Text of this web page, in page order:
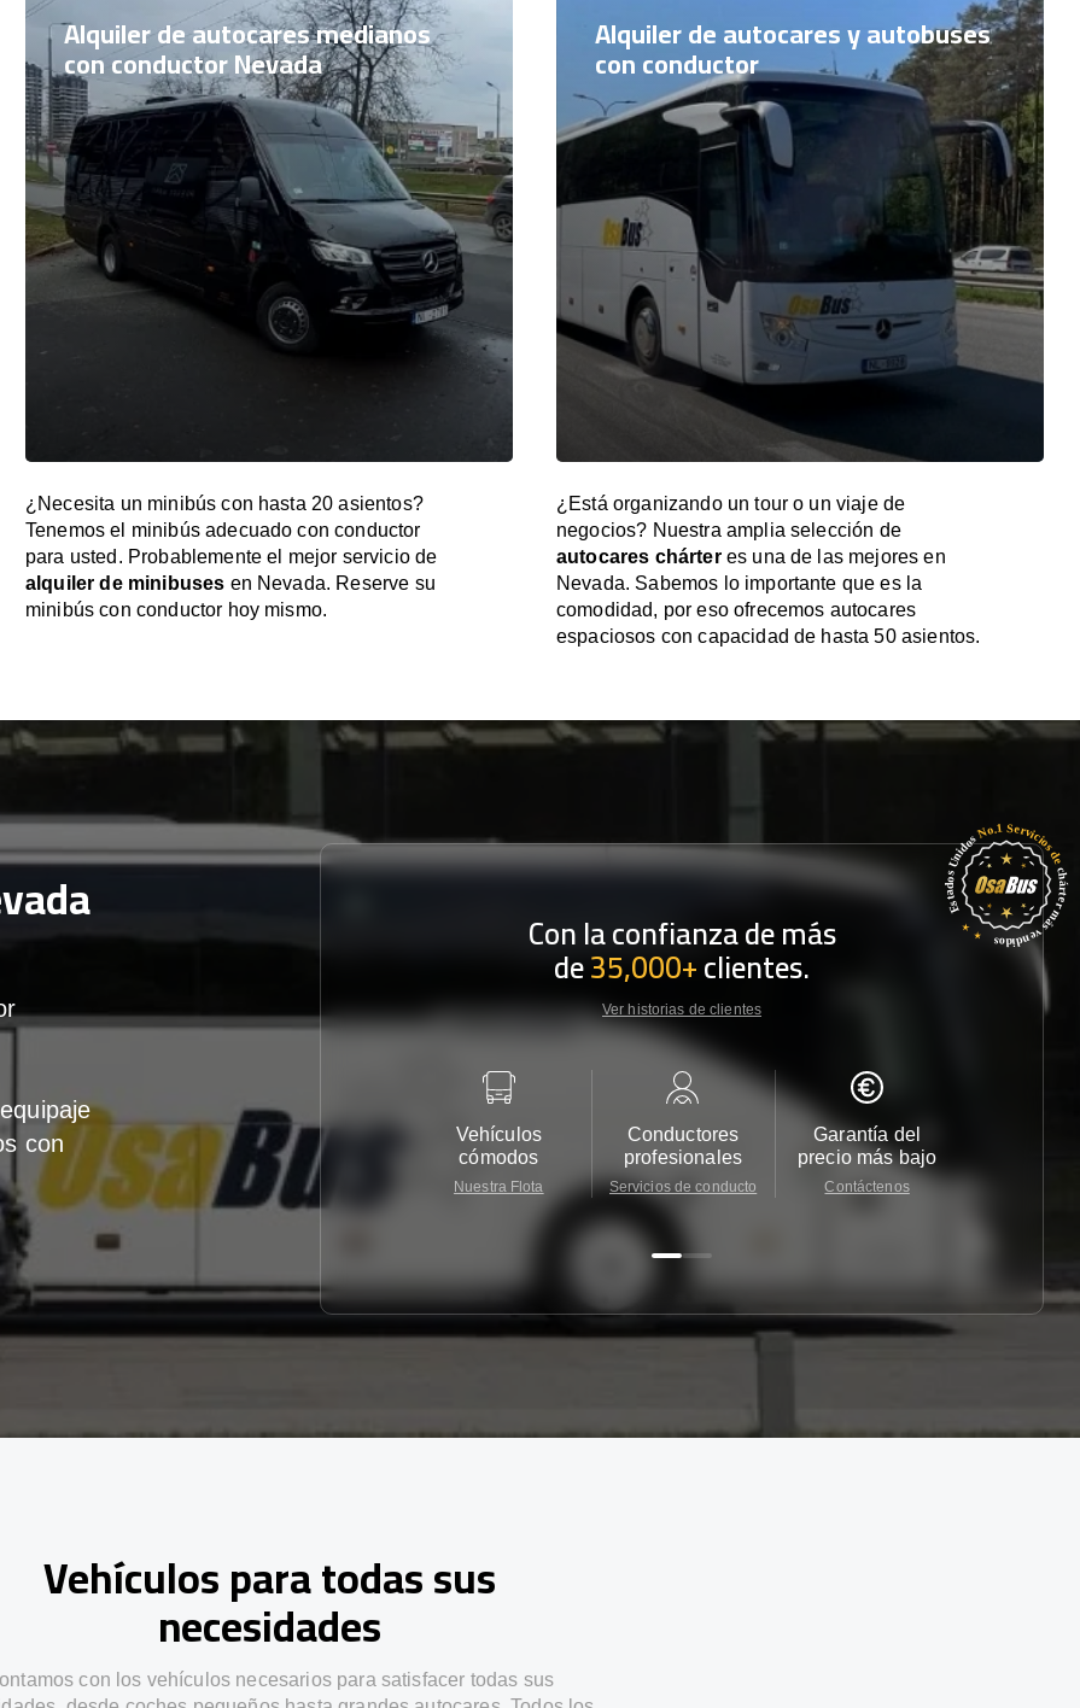
Alquiler de autocares medianos
con conductor Nevada
¿Necesita un minibús con hasta 20 asientos?
Tenemos el minibús adecuado con conductor
para usted. Probablemente el mejor servicio de
alquiler de minibuses en Nevada. Reserve su
minibús con conductor hoy mismo.
Alquiler de autocares y autobuses
con conductor
¿Está organizando un tour o un viaje de
negocios? Nuestra amplia selección de
autocares chárteres una de las mejores en
Nevada. Sabemos lo importante que es la
comodidad, por eso ofrecemos autocares
espaciosos con capacidad de hasta 50 asientos.
con
Con la confianza de más
de35,000+clientes.
Ver historias de clientes
Vehículos
cómodos
Nuestra Flota
Conductores
profesionales
Servicios de conducto
Garantía del
precio más bajo
Contáctenos
Vehículos para todas sus
necesidades
con los vehículos necesarios para satisfacer todas sus